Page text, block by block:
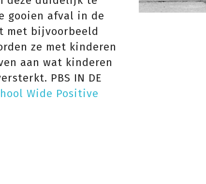
gooien afval in de
met bijvoorbeeld
ze met kinderen
aan wat kinderen
PBS IN DE
Wide Positive